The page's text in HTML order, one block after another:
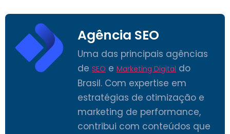
Agência SEO
Uma das principais agências
de SEO e Marketing Digital do
Brasil. Com expertise em
estratégias de otimização e
marketing de performance,
contribui com conteúdos que